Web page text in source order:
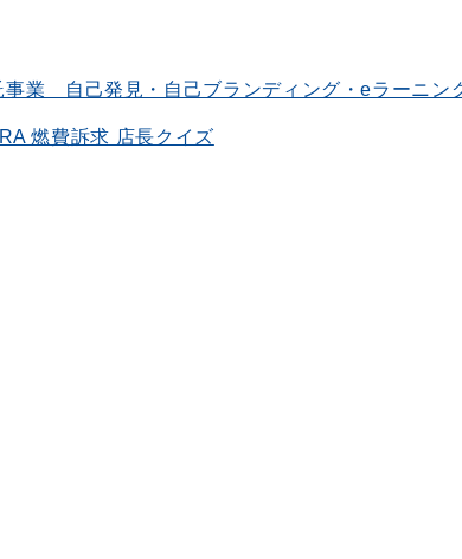
事業 自己発見・自己ブランディング・eラーニン
燃費訴求 店長クイズ